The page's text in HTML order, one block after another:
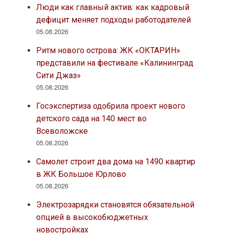
Люди как главный актив: как кадровый
дефицит меняет подходы работодателей
05.08.2026
Ритм нового острова: ЖК «ОКТАРИН»
представили на фестивале «Калининград
Сити Джаз»
05.08.2026
Госэкспертиза одобрила проект нового
детского сада на 140 мест во
Всеволожске
05.08.2026
Самолет строит два дома на 1490 квартир
в ЖК Большое Юрлово
05.08.2026
Электрозарядки становятся обязательной
опцией в высокобюджетных
новостройках